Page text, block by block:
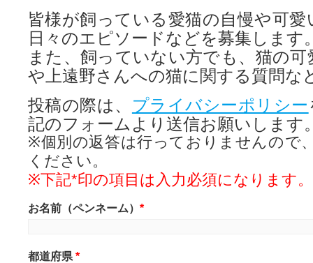
皆様が飼っている愛猫の自慢や可
日々のエピソードなどを募集します
また、飼っていない方でも、猫の
や上遠野さんへの猫に関する質問な
投稿の際は、 プライバシーポリシー
記のフォームより送信お願いします
※個別の返答は行っておりませんので
ください。
※下記*印の項目は入力必須になります。
お名前（ペンネーム） *
都道府県 *